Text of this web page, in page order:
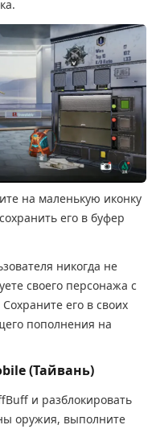
на маленькую иконку
его в буфер
никогда не
своего персонажа с
его в своих
пополнения на
(Тайвань)
и разблокировать
оружия, выполните